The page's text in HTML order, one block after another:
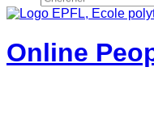
Online